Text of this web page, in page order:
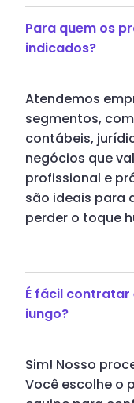
Para quem os
indicados?
Atendemos
segmentos,
contábeis,
negócios que
profissional e
são ideais para
perder o toque
É fácil
iungo?
Sim! Nosso
Você escolhe o